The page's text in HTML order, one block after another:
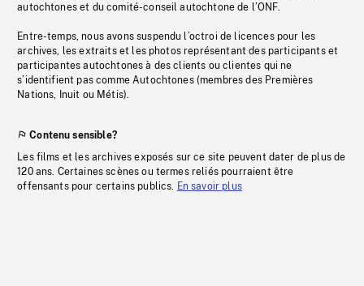
autochtones et du comité-conseil autochtone de l’ONF.
Entre-temps, nous avons suspendu l’octroi de licences pour les
archives, les extraits et les photos représentant des participants et
participantes autochtones à des clients ou clientes qui ne
s’identifient pas comme Autochtones (membres des Premières
Nations, Inuit ou Métis).
Contenu sensible?
Les films et les archives exposés sur ce site peuvent dater de plus de
120 ans. Certaines scènes ou termes reliés pourraient être
offensants pour certains publics. En savoir plus